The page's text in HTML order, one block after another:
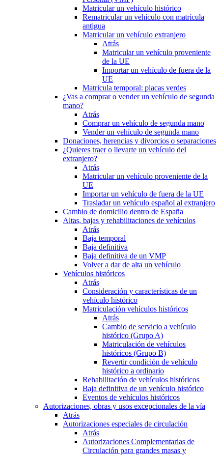
Matricular un vehículo histórico
Rematricular un vehículo con matrícula
antigua
Matricular un vehículo extranjero
Atrás
Matricular un vehículo proveniente
de la UE
Importar un vehículo de fuera de la
UE
Matricula temporal: placas verdes
¿Vas a comprar o vender un vehículo de segunda
mano?
Atrás
Comprar un vehículo de segunda mano
Vender un vehículo de segunda mano
Donaciones, herencias y divorcios o separaciones
¿Quieres traer o llevarte un vehículo del
extranjero?
Atrás
Matricular un vehículo proveniente de la
UE
Importar un vehículo de fuera de la UE
Trasladar un vehículo español al extranjero
Cambio de domicilio dentro de España
Altas, bajas y rehabilitaciones de vehículos
Atrás
Baja temporal
Baja definitiva
Baja definitiva de un VMP
Volver a dar de alta un vehículo
Vehículos históricos
Atrás
Consideración y características de un
vehículo histórico
Matriculación vehículos históricos
Atrás
Cambio de servicio a vehículo
histórico (Grupo A)
Matriculación de vehículos
históricos (Grupo B)
Revertir condición de vehículo
histórico a ordinario
Rehabilitación de vehículos históricos
Baja definitiva de un vehículo histórico
Eventos de vehículos históricos
Autorizaciones, obras y usos excepcionales de la vía
Atrás
Autorizaciones especiales de circulación
Atrás
Autorizaciones Complementarias de
Circulación para grandes masas y